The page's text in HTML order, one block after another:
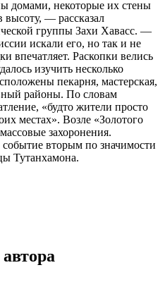
домами, некоторые их стены
высоту, — рассказал
группы Захи Хавасс. —
искали его, но так и не
впечатляет. Раскопки велись
изучить несколько
пекарня, мастерская,
районы. По словам
«будто жители просто
местах». Возле «Золотого
захоронения.
событие вторым по значимости
Тутанхамона.